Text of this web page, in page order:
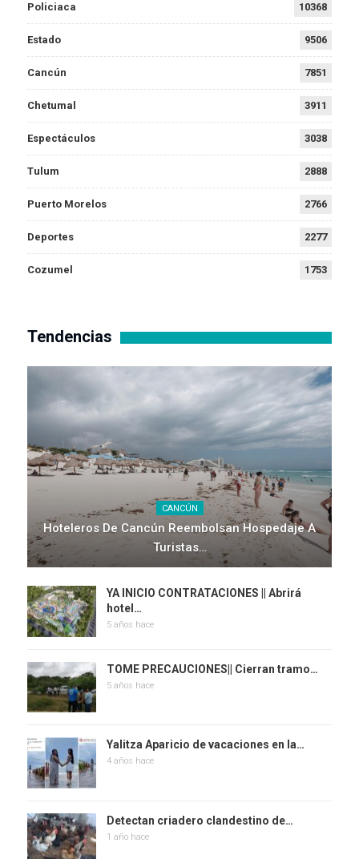
Policiaca 10368
Estado 9506
Cancún 7851
Chetumal 3911
Espectáculos 3038
Tulum 2888
Puerto Morelos 2766
Deportes 2277
Cozumel 1753
Tendencias
CANCÚN
Hoteleros De Cancún Reembolsan Hospedaje A
Turistas…
YA INICIO CONTRATACIONES || Abrirá
hotel…
5 años hace
TOME PRECAUCIONES|| Cierran tramo…
5 años hace
Yalitza Aparicio de vacaciones en la…
4 años hace
Detectan criadero clandestino de…
1 año hace